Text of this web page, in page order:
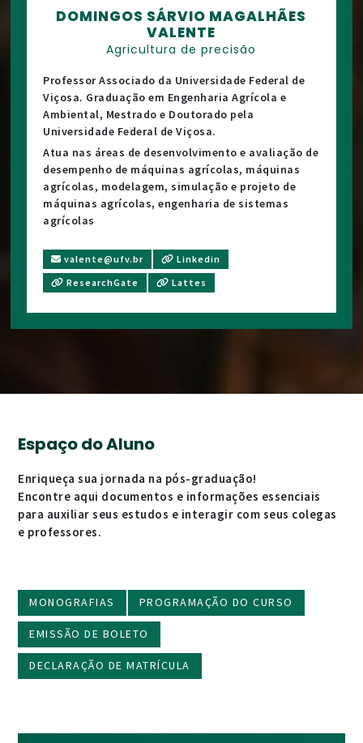
DOMINGOS SÁRVIO MAGALHÃES
VALENTE
Agricultura de precisão
Professor Associado da Universidade Federal de
Viçosa. Graduação em Engenharia Agrícola e
Ambiental, Mestrado e Doutorado pela
Universidade Federal de Viçosa.
Atua nas áreas de desenvolvimento e avaliação de
desempenho de máquinas agrícolas, máquinas
agrícolas, modelagem, simulação e projeto de
máquinas agrícolas, engenharia de sistemas
agrícolas
valente@ufv.br
Linkedin
ResearchGate
Lattes
Espaço do Aluno
Enriqueça sua jornada na pós-graduação!
Encontre aqui documentos e informações essenciais
para auxiliar seus estudos e interagir com seus colegas
e professores.
MONOGRAFIAS PROGRAMAÇÃO DO CURSO
EMISSÃO DE BOLETO
DECLARAÇÃO DE MATRÍCULA